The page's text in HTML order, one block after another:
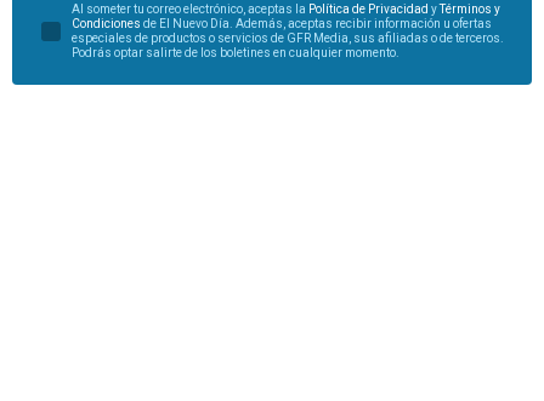
Al someter tu correo electrónico, aceptas la Política de Privacidad yTérminos y
Condiciones de El Nuevo Día. Además, aceptas recibir información u ofertas
especiales de productos o servicios de GFR Media, sus afiliadas o de terceros.
Podrás optar salirte de los boletines en cualquier momento.